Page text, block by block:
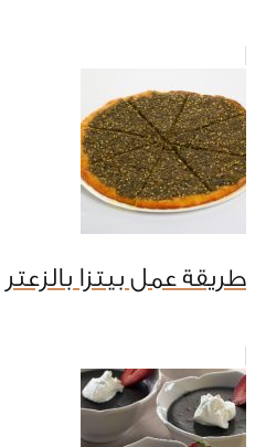
طريقة عمل بيتزا بالزعتر